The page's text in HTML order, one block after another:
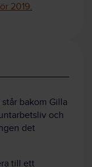
2019.
bakom Gilla
och
det
till ett